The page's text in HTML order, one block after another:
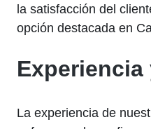
la satisfacción del
opción destacada en
La experiencia de